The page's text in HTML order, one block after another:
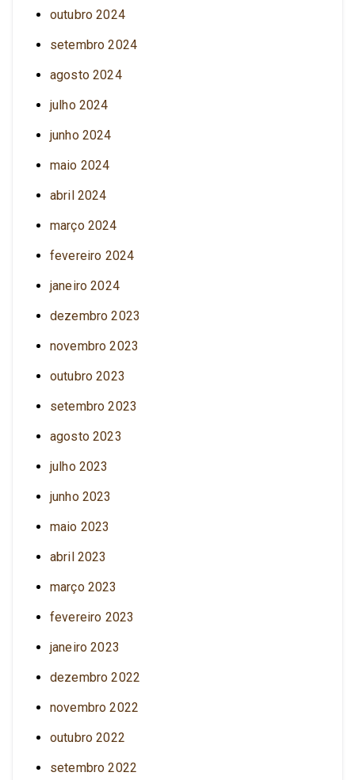
outubro 2024
setembro 2024
agosto 2024
julho 2024
junho 2024
maio 2024
abril 2024
março 2024
fevereiro 2024
janeiro 2024
dezembro 2023
novembro 2023
outubro 2023
setembro 2023
agosto 2023
julho 2023
junho 2023
maio 2023
abril 2023
março 2023
fevereiro 2023
janeiro 2023
dezembro 2022
novembro 2022
outubro 2022
setembro 2022